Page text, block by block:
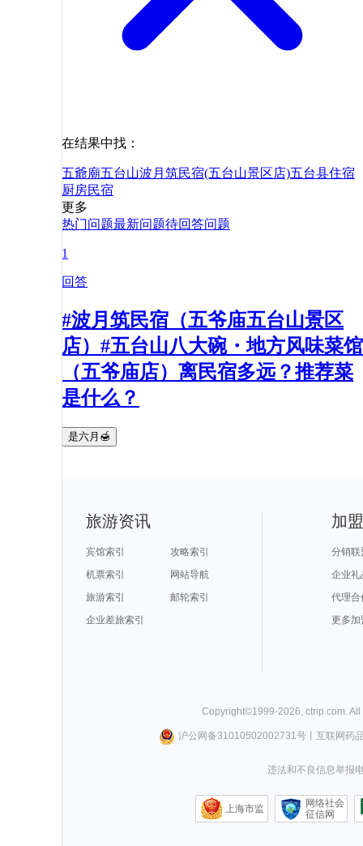
在结果中找：
五爺廟五台山波月筑民宿(五台山景区店)五台县住宿
厨房民宿
更多
热门问题最新问题待回答问题
1
回答
#波月筑民宿（五爷庙五台山景区
店）#五台山八大碗・地方风味菜馆
（五爷庙店）离民宿多远？推荐菜
是什么？
是六月🍯
旅游资讯
宾馆索引
攻略索引
机票索引
网站导航
旅游索引
邮轮索引
企业差旅索引
加
分销联
企业礼
代理合
更多加
Copyright©1999-2026 ctrip.com .
沪公网备31010502002731号丨 互联网药
违法和不良信息举报
上海市监
网络社会
征信网